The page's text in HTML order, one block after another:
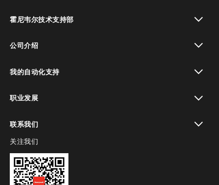
霍尼韦尔技术支持部
公司介绍
我的自动化支持
职业发展
联系我们
toggle view
关注我们